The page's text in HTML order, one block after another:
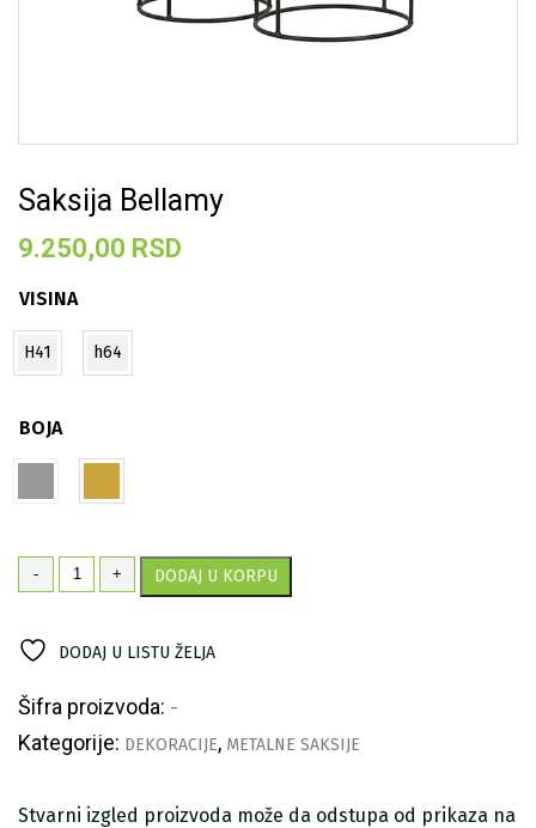
Saksija Bellamy
9.250,00 RSD
VISINA
H41 h64
BOJA
-
Saksija
Bellamy
+ DODAJ U KORPU
DODAJ U LISTU ŽELJA
Šifra proizvoda: -
Kategorije: DEKORACIJE, METALNE SAKSIJE
Stvarni izgled proizvoda može da odstupa od prikaza na